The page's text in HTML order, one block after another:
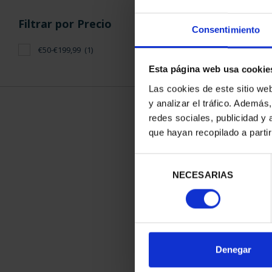
Consentimiento
Esta página web usa
Las cookies de este sitio
y analizar el tráfico.
redes sociales, publicidad y
que hayan recopilado a
consentimiento
NECESARIAS
Denegar
Filtrar por Precio
€50-€199,99 (1)
50
LA
ORDENAR POR: